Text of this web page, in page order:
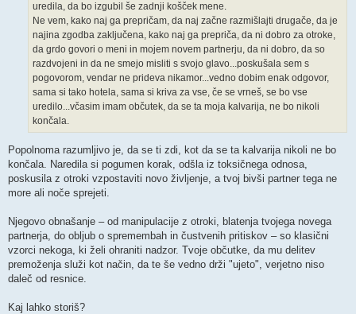
uredila, da bo izgubil še zadnji košček mene.
Ne vem, kako naj ga prepričam, da naj začne razmišlajti drugače, da je
najina zgodba zaključena, kako naj ga prepriča, da ni dobro za otroke,
da grdo govori o meni in mojem novem partnerju, da ni dobro, da so
razdvojeni in da ne smejo misliti s svojo glavo...poskušala sem s
pogovorom, vendar ne prideva nikamor...vedno dobim enak odgovor,
sama si tako hotela, sama si kriva za vse, če se vrneš, se bo vse
uredilo...včasim imam občutek, da se ta moja kalvarija, ne bo nikoli
končala.
Popolnoma razumljivo je, da se ti zdi, kot da se ta kalvarija nikoli ne bo
končala. Naredila si pogumen korak, odšla iz toksičnega odnosa,
poskusila z otroki vzpostaviti novo življenje, a tvoj bivši partner tega ne
more ali noče sprejeti.
Njegovo obnašanje – od manipulacije z otroki, blatenja tvojega novega
partnerja, do obljub o spremembah in čustvenih pritiskov – so klasični
vzorci nekoga, ki želi ohraniti nadzor. Tvoje občutke, da mu delitev
premoženja služi kot način, da te še vedno drži "ujeto", verjetno niso
daleč od resnice.
Kaj lahko storiš?